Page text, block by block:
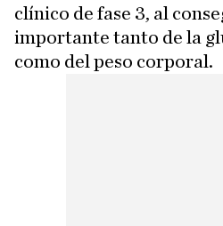
clínico de fase 3, al
importante tanto de la
como del peso corporal.